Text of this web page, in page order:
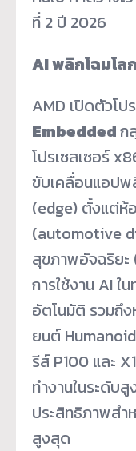
ที่ 2 ปี 2026
AI พลิกโฉมโลก
AMD เปิดตัวโป
Embeddedก
โปรเซสเซอร์
ขับเคลื่อนแอป
(edge) ตั้งแต่ห้
(automotive
สุขภาพอัจฉริย
การใช้งาน AI ใ
อัตโนมัติ รวมถึ
ยนต์
รีส์ P100 และ
ทำงานในระดับ
ประสิทธิภาพสำ
สูงสุด